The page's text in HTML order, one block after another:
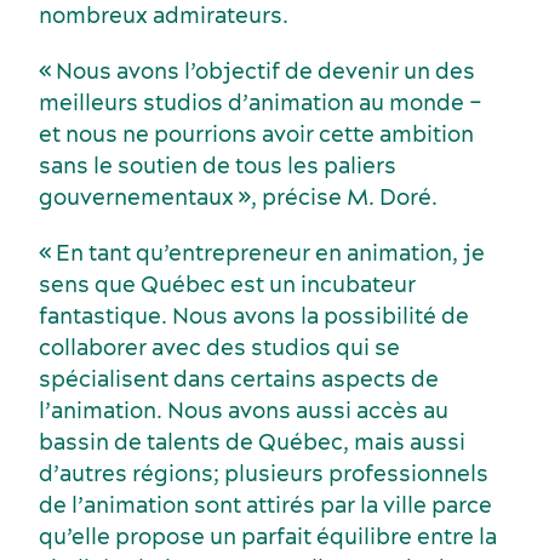
nombreux admirateurs.
« Nous avons l’objectif de devenir un des
meilleurs studios d’animation au monde –
et nous ne pourrions avoir cette ambition
sans le soutien de tous les paliers
gouvernementaux », précise M. Doré.
« En tant qu’entrepreneur en animation, je
sens que Québec est un incubateur
fantastique. Nous avons la possibilité de
collaborer avec des studios qui se
spécialisent dans certains aspects de
l’animation. Nous avons aussi accès au
bassin de talents de Québec, mais aussi
d’autres régions; plusieurs professionnels
de l’animation sont attirés par la ville parce
qu’elle propose un parfait équilibre entre la